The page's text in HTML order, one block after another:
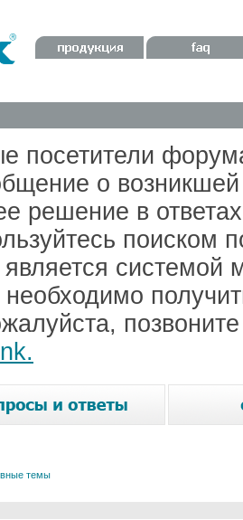
посетители
о
решение в
поиском
системой
темы